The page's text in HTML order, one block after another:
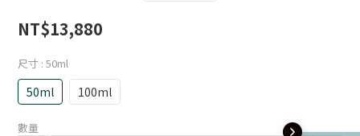
NT$13,880
尺寸 : 50ml
50ml 100ml
數量